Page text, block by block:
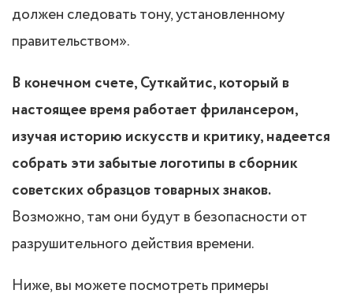
должен следовать тону, установленному
правительством».
В конечном счете, Суткайтис, который в
настоящее время работает фрилансером,
изучая историю искусств и критику, надеется
собрать эти забытые логотипы в сборник
советских образцов товарных знаков.
Возможно, там они будут в безопасности от
разрушительного действия времени.
Ниже, вы можете посмотреть примеры